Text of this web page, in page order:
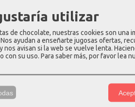
rfid money love
black noir...
€44,90 €
Maleta
43,20
utilizar
de chocolate, nuestras cookies son una
ayudan a enseñarte jugosas ofertas,
avisan si la web se vuelve lenta.
con su uso. Para saber más, por favor lea